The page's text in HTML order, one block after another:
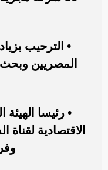
• الترحيب
المصريين
• رئيسا الهيئة
الاقتصادية